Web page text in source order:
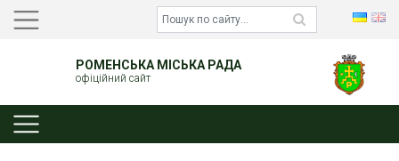
РОМЕНСЬКА МІСЬКА РАДА
офіційний сайт